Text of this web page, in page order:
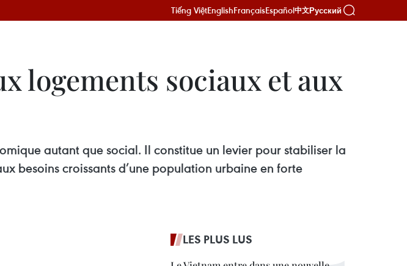
Tiếng ViệtEnglishFrançaisEspañol中文Русский
logements sociaux et aux
autant que social. Il constitue un levier pour stabiliser la
besoins croissants d’une population urbaine en forte
LES PLUS LUS